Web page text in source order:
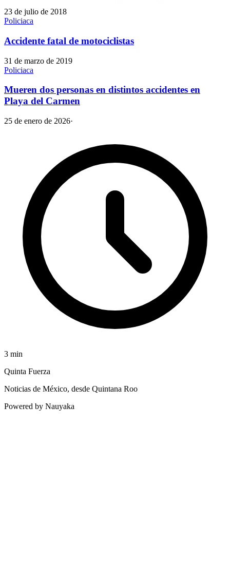
23 de julio de 2018
Policiaca
Accidente fatal de motociclistas
31 de marzo de 2019
Policiaca
Mueren dos personas en distintos accidentes en
Playa del Carmen
25 de enero de 2026·
3 min
Quinta Fuerza
Noticias de México, desde Quintana Roo
Powered by Nauyaka